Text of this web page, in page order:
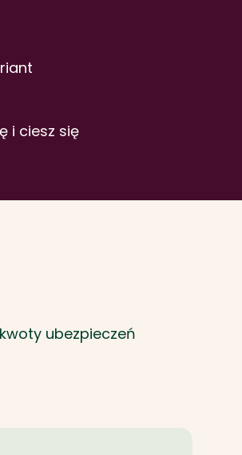
i ciesz się
ubezpieczeń